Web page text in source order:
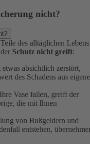
nicht?
des alltäglichen Lebens
Schutz nicht greift:
etwas absichtlich zerstört,
des Schadens aus
Vase fallen, greift der
die mit Ihnen
von Bußgeldern und
entstehen,